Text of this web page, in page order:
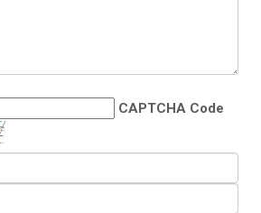
CAPTCHA Code